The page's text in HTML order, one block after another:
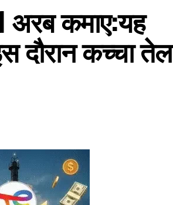
अरब कमाए:यह
दौरान कच्चा तेल